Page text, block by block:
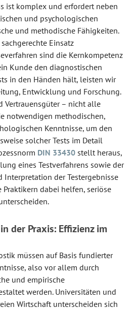
ist komplex und erfordert neben
und psychologischen
und methodische Fähigkeiten.
Einsatz
sind die Kernkompetenz
Kunde den diagnostischen
in den Händen hält, leisten wir
Entwicklung und Forschung.
Vertrauensgüter – nicht alle
notwendigen methodischen,
Kenntnisse, um den
solcher Tests im Detail
DIN 33430 stellt heraus,
eines Testverfahrens sowie der
Interpretation der Testergebnisse
dabei helfen, seriöse
der Praxis: Effizienz im
müssen auf Basis fundierter
also vor allem durch
und empirische
werden. Universitäten und
Wirtschaft unterscheiden sich